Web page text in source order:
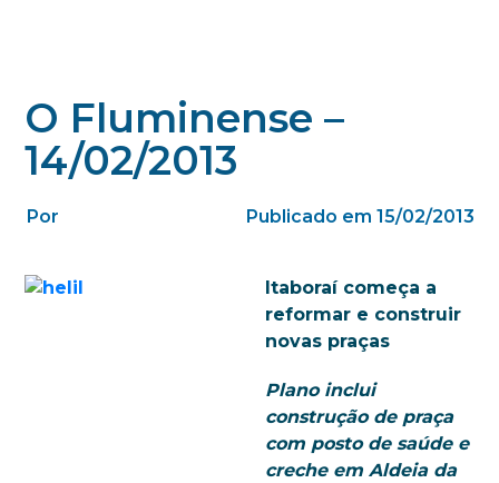
O Fluminense –
14/02/2013
Por Publicado em 15/02/2013
Itaboraí começa a
reformar e construir
novas praças
Plano inclui
construção de praça
com posto de saúde e
creche em Aldeia da